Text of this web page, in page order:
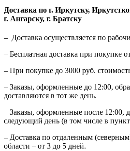
Доставка по г. Иркутску,
г. Ангарску, г. Братску
– Доставка осуществляется по
– Бесплатная доставка при покупке
– При покупке до 3000 руб.
– Заказы, оформленные до 12:00,
доставляются в тот же день.
– Заказы, оформленные после 12:00,
следующий день (в том числе в
– Доставка по отдаленным
области – от 3 до 5 дней.